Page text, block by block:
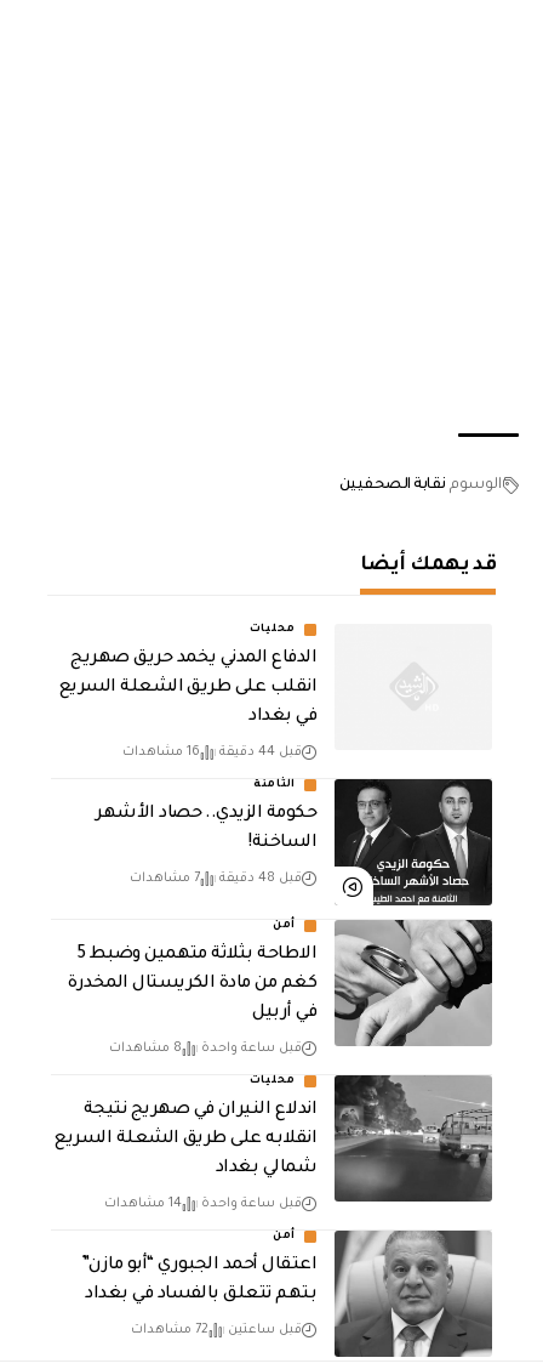
الوسوم نقابة الصحفيين
قد يهمك أيضا
محليات
الدفاع المدني يخمد حريق صهريج
انقلب على طريق الشعلة السريع
في بغداد
قبل 44 دقيقة 16 مشاهدات
الثامنة
حكومة الزيدي.. حصاد الأشهر
الساخنة!
قبل 48 دقيقة 7 مشاهدات
أمن
الاطاحة بثلاثة متهمين وضبط 5
كغم من مادة الكريستال المخدرة ​
في أربيل
قبل ساعة واحدة 8 مشاهدات
محليات
اندلاع النيران في صهريج نتيجة
انقلابه على طريق الشعلة السريع
شمالي بغداد
قبل ساعة واحدة 14 مشاهدات
أمن
اعتقال أحمد الجبوري “أبو مازن”
بتهم تتعلق بالفساد في بغداد
قبل ساعتين 72 مشاهدات